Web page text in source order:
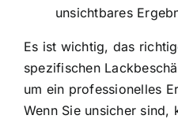
unsichtbares
Es ist wichtig, das
spezifischen
um ein professionelles
Wenn Sie unsicher sind,